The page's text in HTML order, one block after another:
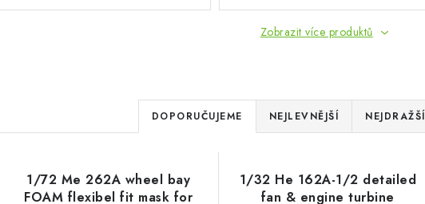
Zobrazit více produktů
Ř
a
z
DOPORUČUJEME NEJLEVNĚJŠÍ NEJDRAŽŠÍ
1/72 Me 262A wheel bay
FOAM flexibel fit mask for
1/32 He 162A-1/2 detailed
fan & engine turbine